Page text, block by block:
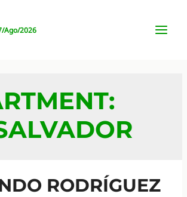
Ago/2026
RODRÍGUEZ